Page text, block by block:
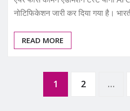
नोटिफिकेशन जारी कर दिया गया है।
READ MORE
Posts1 2 …